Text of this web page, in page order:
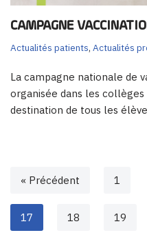
CAMPAGNE
Actualités patients, Actualités
La campagne nationale de
organisée dans les collèges
destination de tous les
« Précédent 1
17 18 19